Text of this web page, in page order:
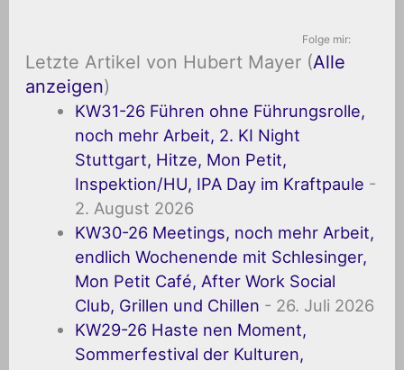
Folge mir:
Letzte Artikel von Hubert Mayer (Alle
anzeigen)
KW31-26 Führen ohne Führungsrolle,
noch mehr Arbeit, 2. KI Night
Stuttgart, Hitze, Mon Petit,
Inspektion/HU, IPA Day im Kraftpaule -
2. August 2026
KW30-26 Meetings, noch mehr Arbeit,
endlich Wochenende mit Schlesinger,
Mon Petit Café, After Work Social
Club, Grillen und Chillen - 26. Juli 2026
KW29-26 Haste nen Moment,
Sommerfestival der Kulturen,